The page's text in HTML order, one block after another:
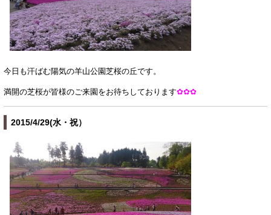
今日も汗ばむ陽気の羊山公園芝桜の丘です。
満開の芝桜が皆様のご来園をお待ちしております✿✿✿
2015/4/29(水・祝）